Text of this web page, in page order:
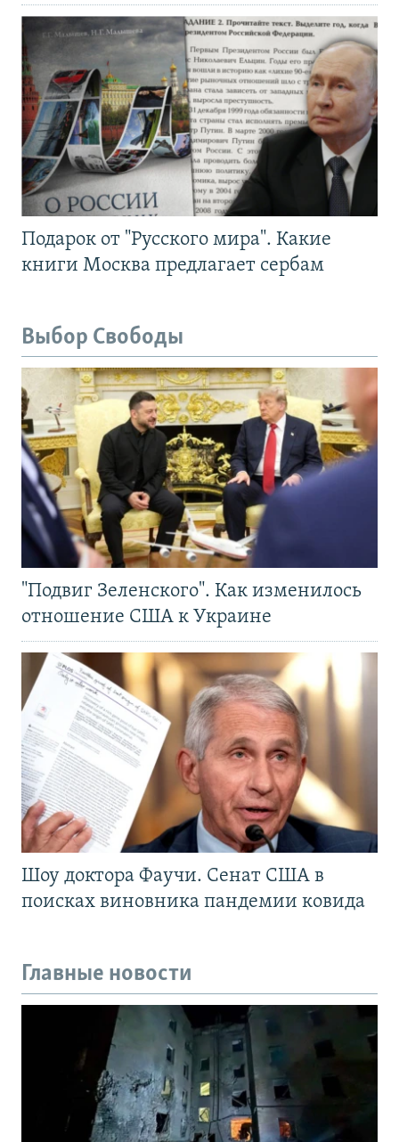
Подарок от "Русского мира". Какие
книги Москва предлагает сербам
Выбор Свободы
"Подвиг Зеленского". Как изменилось
отношение США к Украине
Шоу доктора Фаучи. Сенат США в
поисках виновника пандемии ковида
Главные новости